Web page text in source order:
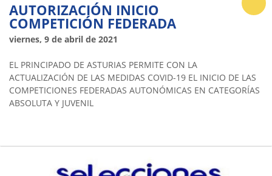
AUTORIZACIÓN INICIO
COMPETICIÓN FEDERADA
viernes, 9 de abril de 2021
EL PRINCIPADO DE ASTURIAS PERMITE CON LA
ACTUALIZACIÓN DE LAS MEDIDAS COVID-19 EL INICIO DE LAS
COMPETICIONES FEDERADAS AUTONÓMICAS EN CATEGORÍAS
ABSOLUTA Y JUVENIL